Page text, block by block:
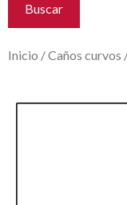
Buscar
Inicio /Caños curvos